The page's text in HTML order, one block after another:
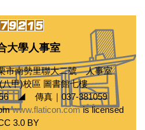
大學人事室
市南勢里聯大二號 人事室
甲)校區 圖書館七樓
◢ 傳真｜037-381059
www.flaticon.comis licensed
3.0 BY